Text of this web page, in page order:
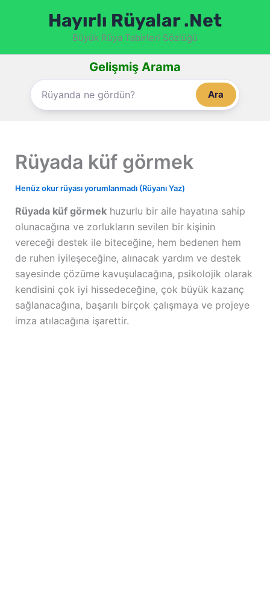
Hayırlı Rüyalar .Net
Büyük Rüya Tabirleri Sözlüğü
Gelişmiş Arama
Ara
Rüyada küf görmek
Henüz okur rüyası yorumlanmadı (Rüyanı Yaz)
Rüyada küf görmekhuzurlu bir aile hayatına sahip
olunacağına ve zorlukların sevilen bir kişinin
vereceği destek ile biteceğine, hem bedenen hem
de ruhen iyileşeceğine, alınacak yardım ve destek
sayesinde çözüme kavuşulacağına, psikolojik olarak
kendisini çok iyi hissedeceğine, çok büyük kazanç
sağlanacağına, başarılı birçok çalışmaya ve projeye
imza atılacağına işarettir.